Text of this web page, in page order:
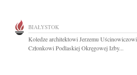
BIAŁYSTOK
Koledze architektowi Jerzemu Uścinowiczowi
Członkowi Podlaskiej Okręgowej Izby...